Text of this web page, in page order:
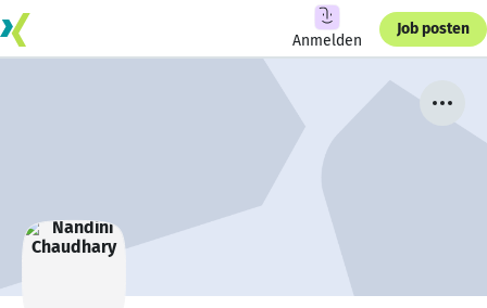
Anmelden
Job posten